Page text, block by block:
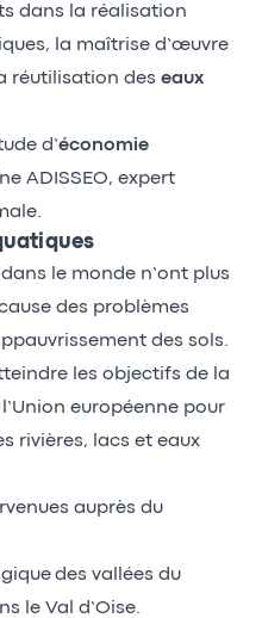
dans la réalisation
la maîtrise d’œuvre
réutilisation des eaux
d’économie
ADISSEO, expert
le monde n’ont plus
des problèmes
des sols.
les objectifs de la
européenne pour
rivières, lacs et eaux
auprès du
des vallées du
le Val d’Oise.